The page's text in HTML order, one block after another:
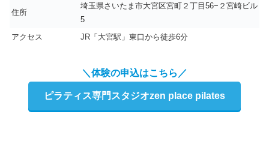
住所
埼玉県さいたま市大宮区宮町２丁目56−２宮崎ビル
5
アクセス
JR「大宮駅」東口から徒歩6分
＼体験の申込はこちら／
ピラティス専門スタジオzen place pilates